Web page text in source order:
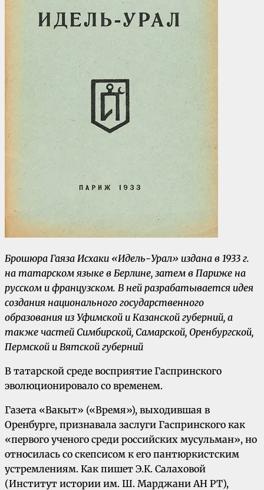
Брошюра Гаяза Исхаки «Идель-Урал» издана в 1933 г.
на татарском языке в Берлине, затем в Париже на
русском и французском. В ней разрабатывается идея
создания национального государственного
образования из Уфимской и Казанской губерний, а
также частей Симбирской, Самарской, Оренбургской,
Пермской и Вятской губерний
В татарской среде восприятие Гаспринского
эволюционировало со временем.
Газета «Вакыт» («Время»), выходившая в
Оренбурге, признавала заслуги Гаспринского как
«первого ученого среди российских мусульман», но
относилась со скепсисом к его пантюркистским
устремлениям. Как пишет Э.К. Салаховой
(Институт истории им. Ш. Марджани АН РТ),